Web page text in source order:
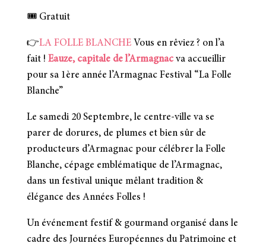
🎟️ Gratuit
👉LA FOLLE BLANCHEVous en rêviez ? on l’a
fait ! Eauze, capitale de l’Armagnacva accueillir
pour sa 1ère année l’Armagnac Festival “La Folle
Blanche”
Le samedi 20 Septembre, le centre-ville va se
parer de dorures, de plumes et bien sûr de
producteurs d’Armagnac pour célébrer la Folle
Blanche, cépage emblématique de l’Armagnac,
dans un festival unique mêlant tradition &
élégance des Années Folles !
Un événement festif & gourmand organisé dans le
cadre des Journées Européennes du Patrimoine et